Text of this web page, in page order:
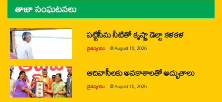
తాజా సంఘటనలు
పట్టిసీమ నీటితో కృష్ణా డెల్టా కళకళ
చైతన్యరధం @August 10, 2026
ఆదివాసీలకు అవకాశాలతో అద్భుతాలు
చైతన్యరధం @August 10, 2026